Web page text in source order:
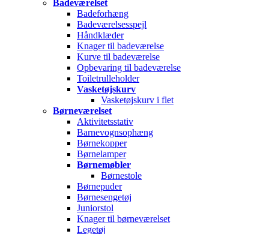
Badeværelset
Badeforhæng
Badeværelsesspejl
Håndklæder
Knager til badeværelse
Kurve til badeværelse
Opbevaring til badeværelse
Toiletrulleholder
Vasketøjskurv
Vasketøjskurv i flet
Børneværelset
Aktivitetsstativ
Barnevognsophæng
Børnekopper
Børnelamper
Børnemøbler
Børnestole
Børnepuder
Børnesengetøj
Juniorstol
Knager til børneværelset
Legetøj